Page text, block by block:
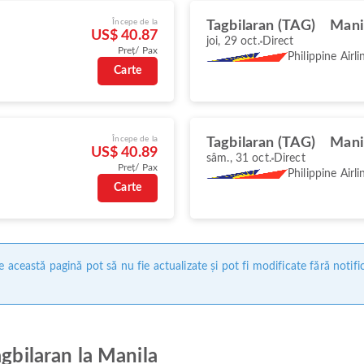
Începe de la
US$ 40.87
Preț/ Pax
Carte
Tagbilaran (TAG)
joi, 29 oct. Direct
Philippine
Începe de la
US$ 40.89
Preț/ Pax
Carte
Tagbilaran (TAG)
sâm., 31 oct. Direct
Philippine
această pagină pot să nu fie actualizate și pot fi modificate fără
la Manila